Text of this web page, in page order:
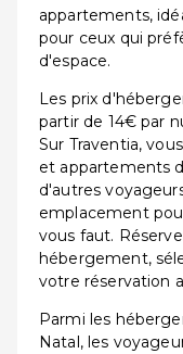
appartements,
pour ceux qui
d'espace.
Les prix
partir de 14€ par
Sur Traventia,
et appartements
d'autres
emplacement
vous faut.
hébergement,
votre réservation
Parmi les
Natal, les